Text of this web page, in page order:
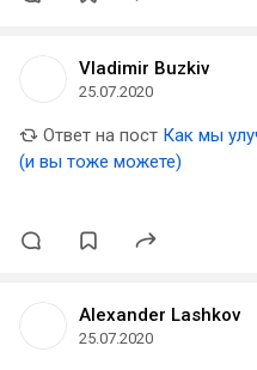
Vladimir Buzkiv
25.07.2020
Ответ на пост Как мы
(и вы тоже можете)
Alexander Lashkov
25.07.2020